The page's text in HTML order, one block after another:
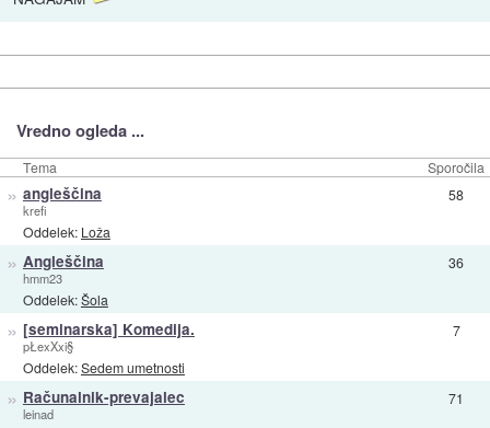
Vredno ogleda ...
Tema Sporočila
» angleščina
krefi
Oddelek: Loža
58
» Angleščina
hmm23
Oddelek:Šola
36
» [seminarska] Komedija.
pŁexXxi§
Oddelek:Sedem umetnosti
7
» Računalnik-prevajalec
leinad
71